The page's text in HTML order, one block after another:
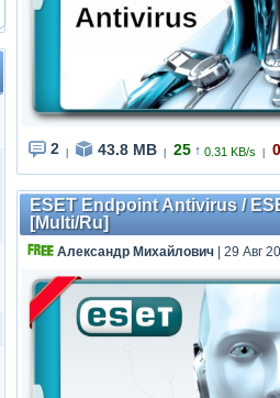
2 43.8 MB 25 ↑ 0.31 KB/s 0
ESET Endpoint Antivirus /
[Multi/Ru]
Александр Михайлович | 29 Авг